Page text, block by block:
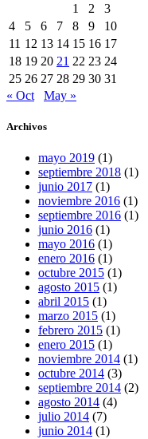
1
2
3
4
5 6 7 8 9
10
11 12 13 14 15 16 17
18 19 20 21 22 23 24
25 26 27 28 29 30 31
« Oct
May »
Archivos
mayo 2019 (1)
septiembre 2018 (1)
junio 2017 (1)
noviembre 2016 (1)
septiembre 2016 (1)
junio 2016 (1)
mayo 2016 (1)
enero 2016 (1)
octubre 2015 (1)
agosto 2015 (1)
abril 2015 (1)
marzo 2015 (1)
febrero 2015 (1)
enero 2015 (1)
noviembre 2014 (1)
octubre 2014 (3)
septiembre 2014 (2)
agosto 2014 (4)
julio 2014 (7)
junio 2014 (1)